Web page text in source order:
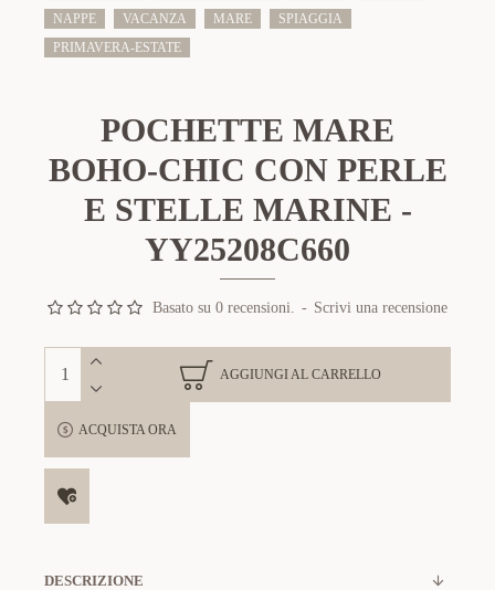
NAPPE
VACANZA MARE
SPIAGGIA
PRIMAVERA-ESTATE
POCHETTE MARE
BOHO-CHIC CON PERLE
E STELLE MARINE -
YY25208C660
Basato su 0 recensioni. - Scrivi una recensione
AGGIUNGI AL CARRELLO
ACQUISTA ORA
DESCRIZIONE